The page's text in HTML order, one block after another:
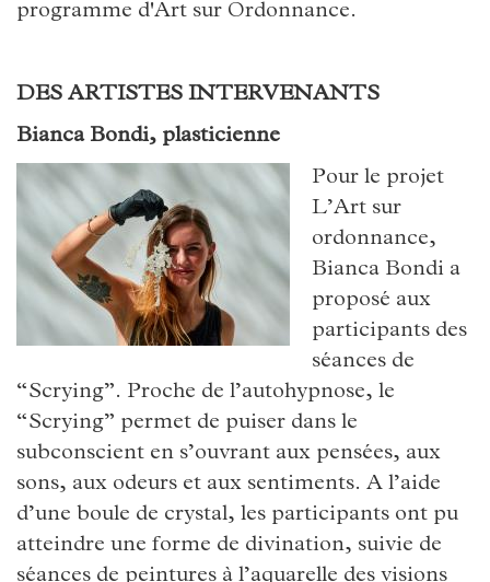
programme d'Art sur Ordonnance.
DES ARTISTES INTERVENANTS
Bianca Bondi, plasticienne
Pour le projet
L’Art sur
ordonnance,
Bianca Bondi a
proposé aux
participants des
séances de
“Scrying”. Proche de l’autohypnose, le
“Scrying” permet de puiser dans le
subconscient en s’ouvrant aux pensées, aux
sons, aux odeurs et aux sentiments. A l’aide
d’une boule de crystal, les participants ont pu
atteindre une forme de divination, suivie de
séances de peintures à l’aquarelle des visions